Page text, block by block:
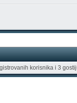
korisnika i 3